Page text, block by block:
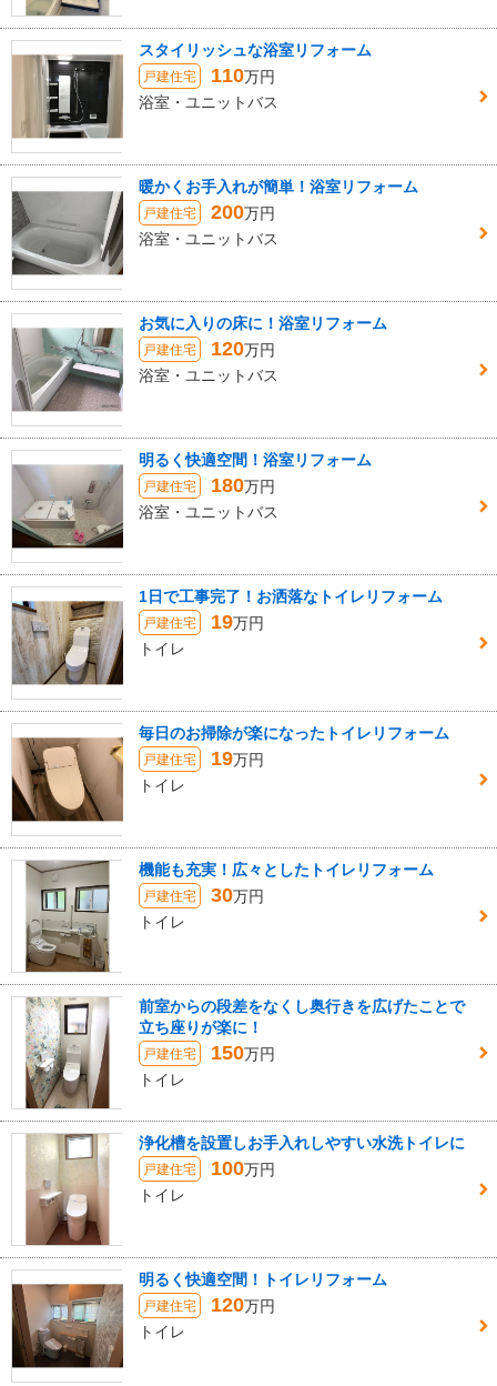
スタイリッシュな浴室リフォーム
戸建住宅 110万円
浴室・ユニットバス
暖かくお手入れが簡単！浴室リフォーム
戸建住宅 200万円
浴室・ユニットバス
お気に入りの床に！浴室リフォーム
戸建住宅 120万円
浴室・ユニットバス
明るく快適空間！浴室リフォーム
戸建住宅 180万円
浴室・ユニットバス
1日で工事完了！お洒落なトイレリフォーム
戸建住宅 19万円
トイレ
毎日のお掃除が楽になったトイレリフォーム
戸建住宅 19万円
トイレ
機能も充実！広々としたトイレリフォーム
戸建住宅 30万円
トイレ
前室からの段差をなくし奥行きを広げたことで
立ち座りが楽に！
戸建住宅 150万円
トイレ
浄化槽を設置しお手入れしやすい水洗トイレに
戸建住宅 100万円
トイレ
明るく快適空間！トイレリフォーム
戸建住宅 120万円
トイレ